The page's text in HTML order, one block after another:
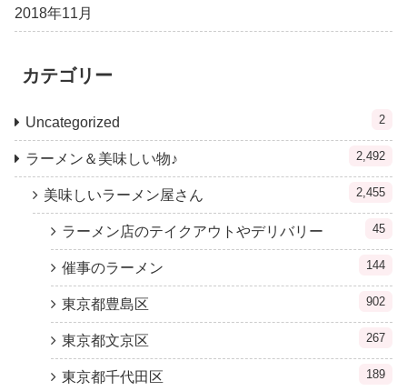
2018年11月
カテゴリー
Uncategorized 2
ラーメン＆美味しい物♪ 2,492
美味しいラーメン屋さん 2,455
ラーメン店のテイクアウトやデリバリー 45
催事のラーメン 144
東京都豊島区 902
東京都文京区 267
東京都千代田区 189